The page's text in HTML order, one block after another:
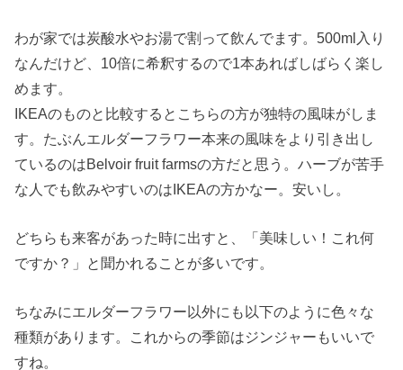
わが家では炭酸水やお湯で割って飲んでます。500ml入り
なんだけど、10倍に希釈するので1本あればしばらく楽し
めます。
IKEAのものと比較するとこちらの方が独特の風味がしま
す。たぶんエルダーフラワー本来の風味をより引き出し
ているのはBelvoir fruit farmsの方だと思う。ハーブが苦手
な人でも飲みやすいのはIKEAの方かなー。安いし。
どちらも来客があった時に出すと、「美味しい！これ何
ですか？」と聞かれることが多いです。
ちなみにエルダーフラワー以外にも以下のように色々な
種類があります。これからの季節はジンジャーもいいで
すね。